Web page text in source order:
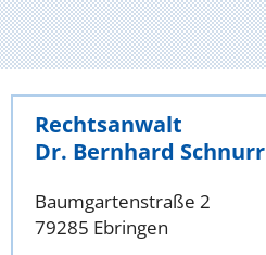
Rechtsanwalt
Dr. Bernhard Schnurr
Baumgartenstraße 2
79285 Ebringen